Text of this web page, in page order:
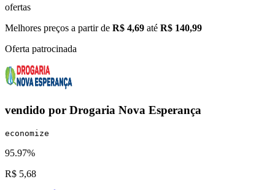
ofertas
Melhores preços a partir de R$ 4,69 até R$ 140,99
Oferta patrocinada
vendido por Drogaria Nova Esperança
economize
95.97%
R$ 5,68